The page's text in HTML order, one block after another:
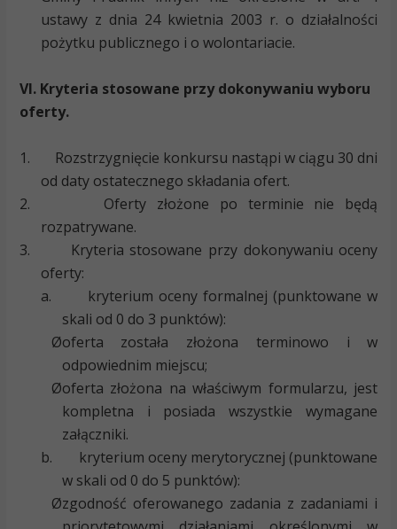
ustawy z dnia 24 kwietnia 2003 r. o działalności
pożytku publicznego i o wolontariacie.
VI. Kryteria stosowane przy dokonywaniu wyboru
oferty.
1.
Rozstrzygnięcie konkursu nastąpi w ciągu 30 dni
od daty ostatecznego składania ofert.
2.
Oferty złożone po terminie nie będą
rozpatrywane.
3.
Kryteria stosowane przy dokonywaniu oceny
oferty:
a.
kryterium oceny formalnej (punktowane w
skali od 0 do 3 punktów):
Øoferta została złożona terminowo i w
odpowiednim miejscu;
Øoferta złożona na właściwym formularzu, jest
kompletna i posiada wszystkie wymagane
załączniki.
b.
kryterium oceny merytorycznej (punktowane
w skali od 0 do 5 punktów):
Øzgodność oferowanego zadania z zadaniami i